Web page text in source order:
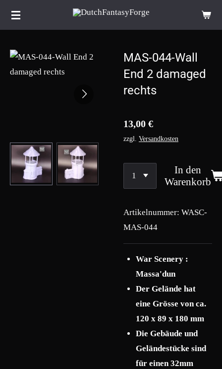
Zum
MAS-044-Wall
End 2 damaged
rechts
13,00 €
zzgl. Versandkosten
In den
Warenkorb
Artikelnummer: WASC-
MAS-044
War Scenery :
Massa'dun
Der Gelände hat
eine Grösse von ca.
120 x 89 x 180 mm
Die Gebäude und
Geländestücke sind
für einen 32mm